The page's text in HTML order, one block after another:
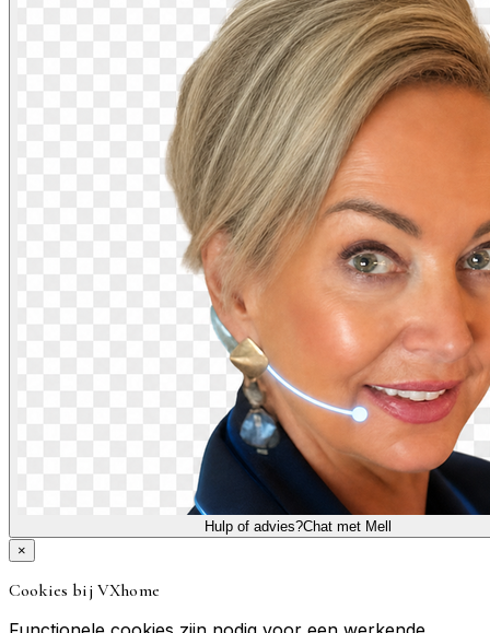
Hulp of advies?Chat met Mell
×
Cookies bij VXhome